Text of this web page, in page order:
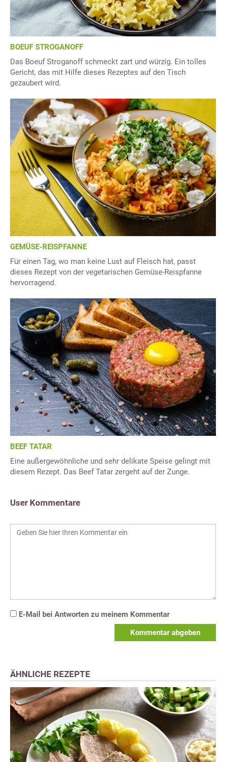
BOEUF STROGANOFF
Das Boeuf Stroganoff schmeckt zart und würzig. Ein tolles
Gericht, das mit Hilfe dieses Rezeptes auf den Tisch
gezaubert wird.
GEMÜSE-REISPFANNE
Für einen Tag, wo man keine Lust auf Fleisch hat, passt
dieses Rezept von der vegetarischen Gemüse-Reispfanne
hervorragend.
BEEF TATAR
Eine außergewöhnliche und sehr delikate Speise gelingt mit
diesem Rezept. Das Beef Tatar zergeht auf der Zunge.
User Kommentare
E-Mail bei Antworten zu meinem Kommentar
Kommentar abgeben
ÄHNLICHE REZEPTE